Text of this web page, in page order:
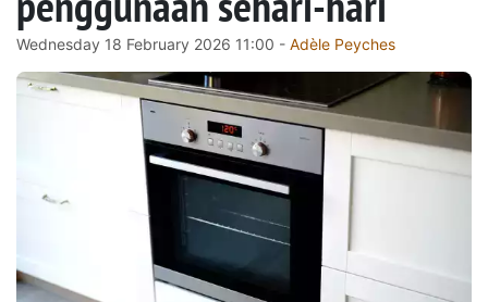
Wednesday 18 February 2026 11:00 - Adèle Peyches